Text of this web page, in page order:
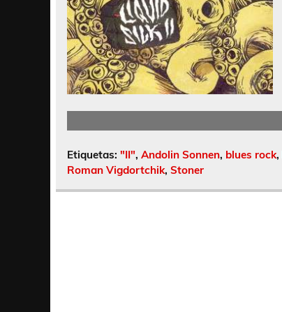
Etiquetas: "II", Andolin Sonnen, blues rock,
Roman Vigdortchik, Stoner